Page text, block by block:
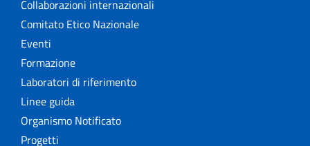
Collaborazioni internazionali
Comitato Etico Nazionale
Eventi
Formazione
Laboratori di riferimento
Linee guida
Organismo Notificato
Progetti